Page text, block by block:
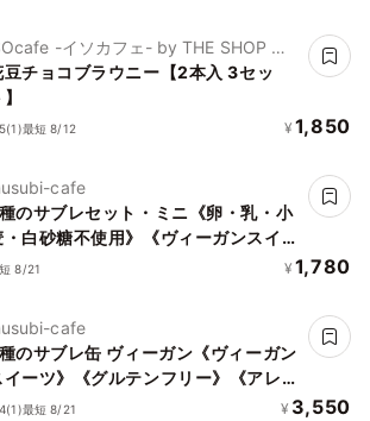
-イソカフェ- by THE SHOP そ
に
豆チョコブラウニー【2本入 3セッ
5(1)最短 8/12 ¥ 1,850
cafe
のサブレセット・ミニ《卵・乳・小
・白砂糖不使用》《ヴィーガンスイー
》《グルテンフリー》《アレルギー配
8/21 ¥ 1,780
cafe
のサブレ缶 ヴィーガン《ヴィーガン
イーツ》《グルテンフリー》《アレル
ー配慮》
4(1)最短 8/21 ¥ 3,550